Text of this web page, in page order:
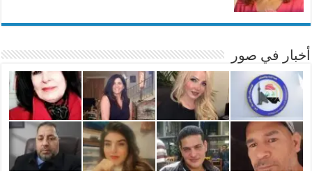
أخبار في صور